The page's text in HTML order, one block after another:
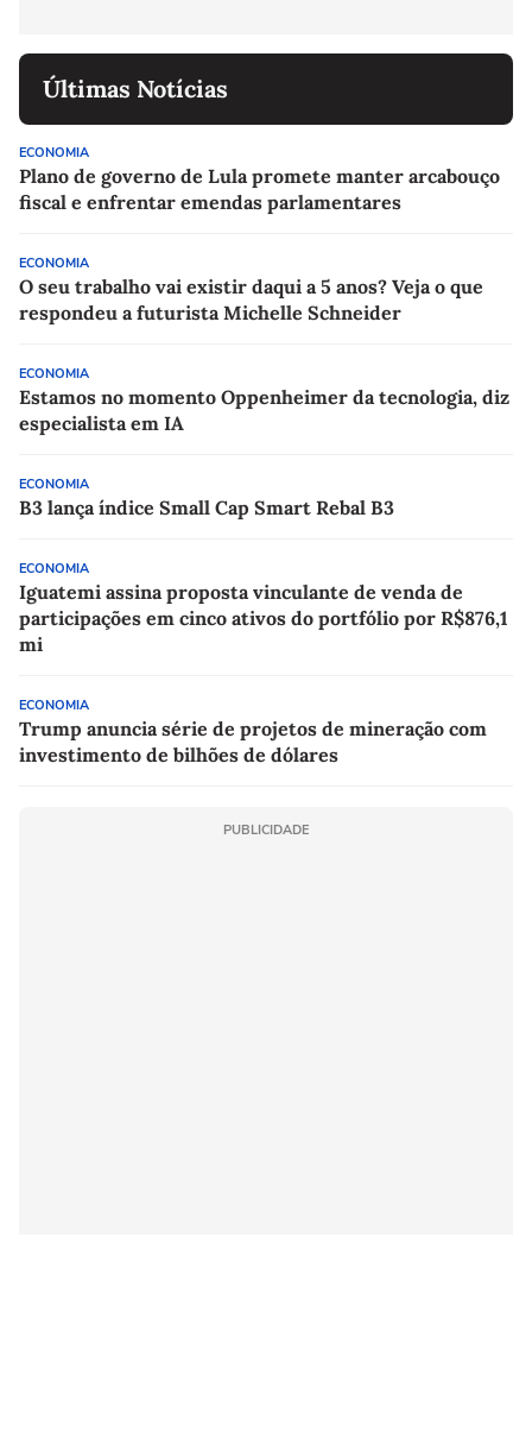
Últimas Notícias
ECONOMIA
Plano de governo de Lula promete manter arcabouço
fiscal e enfrentar emendas parlamentares
ECONOMIA
O seu trabalho vai existir daqui a 5 anos? Veja o que
respondeu a futurista Michelle Schneider
ECONOMIA
Estamos no momento Oppenheimer da tecnologia, diz
especialista em IA
ECONOMIA
B3 lança índice Small Cap Smart Rebal B3
ECONOMIA
Iguatemi assina proposta vinculante de venda de
participações em cinco ativos do portfólio por R$876,1
mi
ECONOMIA
Trump anuncia série de projetos de mineração com
investimento de bilhões de dólares
PUBLICIDADE